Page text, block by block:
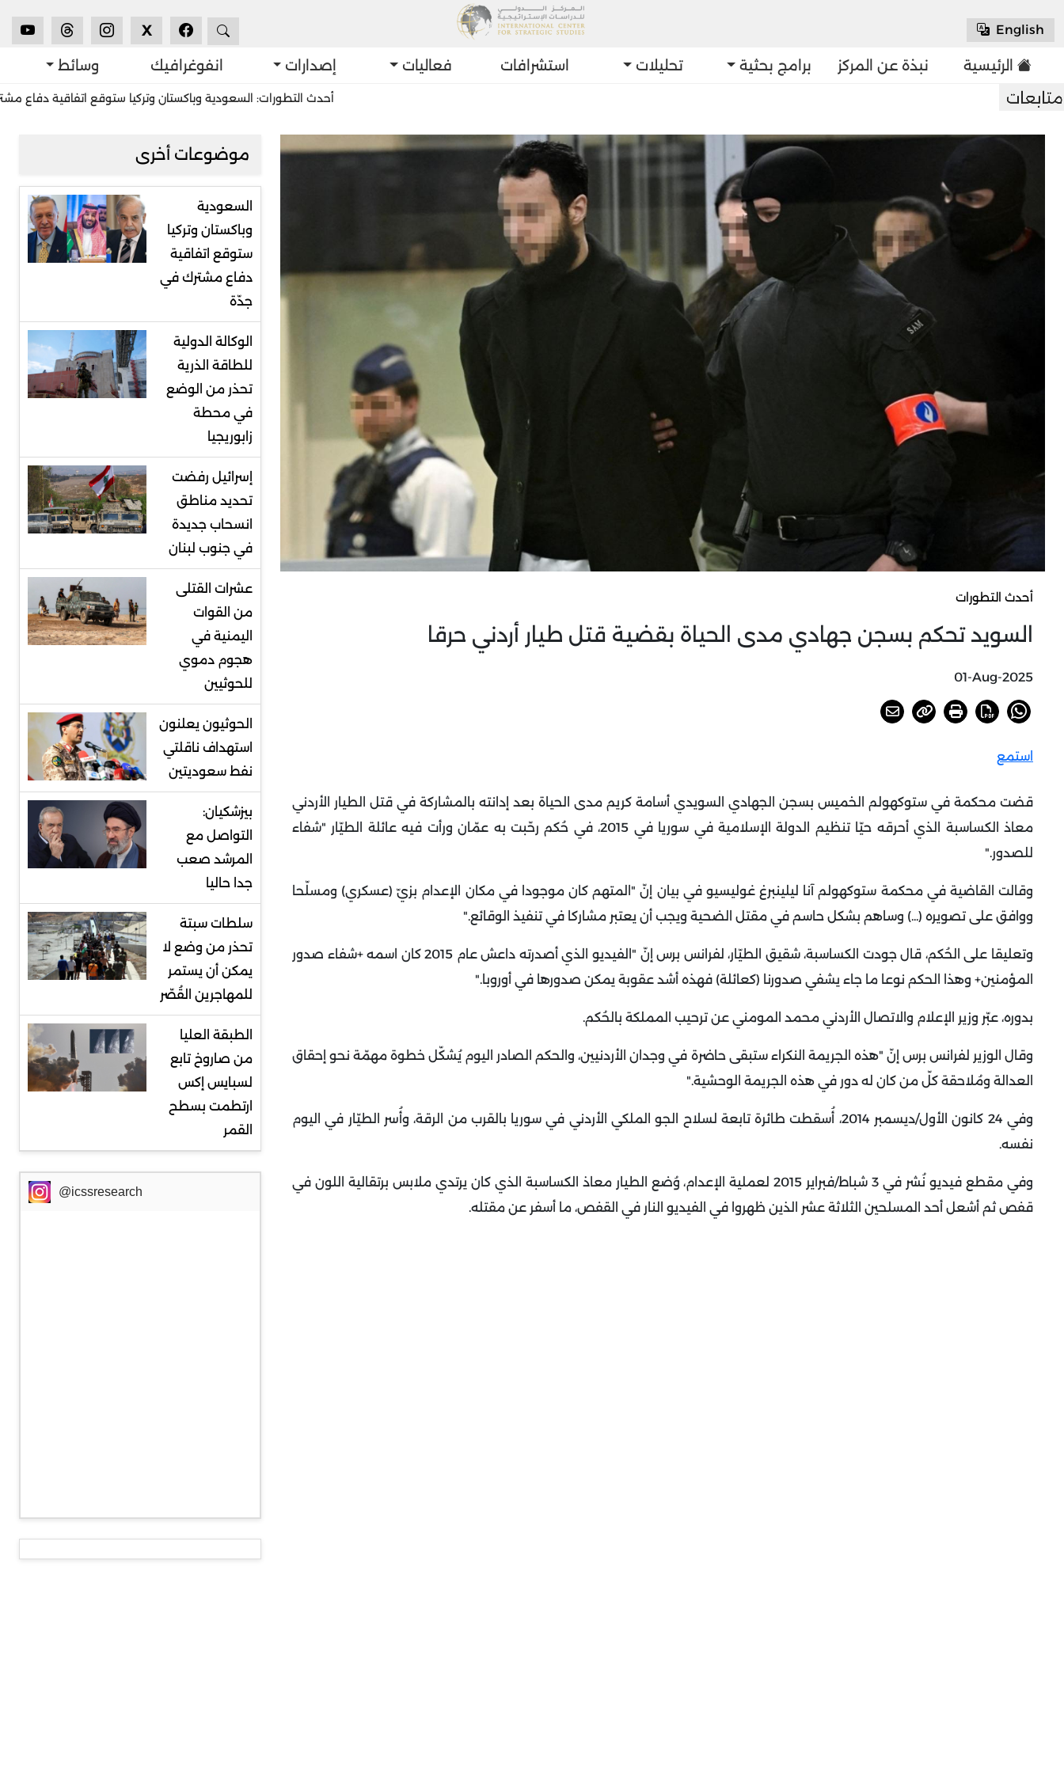
English
X
الرئيسية نبذة عن المركز برامج بحثية تحليلات استشرافات فعاليات إصدارات انفوغرافيك وسائط
أحدث التطورات: السعودية وباكستان وتركيا ستوقع اتفاقية دفاع مشترك في
أحدث التطورات
السويد تحكم بسجن جهادي مدى الحياة بقضية قتل طيار أردني حرقا
01-Aug-2025
استمع
قضت محكمة في ستوكهولم الخميس بسجن الجهادي السويدي أسامة كريم مدى الحياة بعد إدانته بالمشاركة في قتل الطيار الأردني
معاذ الكساسبة الذي أحرقه حيّا تنظيم الدولة الإسلامية في سوريا في 2015، في حُكم رحّبت به عمّان ورأت فيه عائلة الطيّار "شفاء
للصدور".
وقالت القاضية في محكمة ستوكهولم آنا ليلينبرغ غوليسيو في بيان إنّ "المتهم كان موجودا في مكان الإعدام بزيّ (عسكري) ومسلّحا
ووافق على تصويره (...) وساهم بشكل حاسم في مقتل الضحية ويجب أن يعتبر مشاركا في تنفيذ الوقائع".
وتعليقا على الحُكم، قال جودت الكساسبة، شقيق الطيّار، لفرانس برس إنّ "الفيديو الذي أصدرته داعش عام 2015 كان اسمه +شفاء صدور
المؤمنين+ وهذا الحكم نوعا ما جاء يشفي صدورنا (كعائلة) فهذه أشد عقوبة يمكن صدورها في أوروبا".
بدوره، عبّر وزير الإعلام والاتصال الأردني محمد المومني عن ترحيب المملكة بالحُكم.
وقال الوزير لفرانس برس إنّ "هذه الجريمة النكراء ستبقى حاضرة في وجدان الأردنيين، والحكم الصادر اليوم يُشكّل خطوة مهمّة نحو إحقاق
العدالة ومُلاحقة كلّ من كان له دور في هذه الجريمة الوحشية".
وفي 24 كانون الأول/ديسمبر 2014، أُسقطت طائرة تابعة لسلاح الجو الملكي الأردني في سوريا بالقرب من الرقة، وأُسر الطيّار في اليوم
نفسه.
وفي مقطع فيديو نُشر في 3 شباط/فبراير 2015 لعملية الإعدام، وُضع الطيار معاذ الكساسبة الذي كان يرتدي ملابس برتقالية اللون في
قفص ثم أشعل أحد المسلحين الثلاثة عشر الذين ظهروا في الفيديو النار في القفص، ما أسفر عن مقتله.
موضوعات أخرى
السعودية
وباكستان وتركيا
ستوقع اتفاقية
دفاع مشترك في
جدّة
الوكالة الدولية
للطاقة الذرية
تحذر من الوضع
في محطة
زابوريجيا
إسرائيل رفضت
تحديد مناطق
انسحاب جديدة
في جنوب لبنان
عشرات القتلى
من القوات
اليمنية في
هجوم دموي
للحوثيين
الحوثيون يعلنون
استهداف ناقلتي
نفط سعوديتين
بيزشكيان:
التواصل مع
المرشد صعب
جدا حاليا
سلطات سبتة
تحذر من وضع لا
يمكن أن يستمر
للمهاجرين القُصّر
الطبقة العليا
من صاروخ تابع
لسبايس إكس
ارتطمت بسطح
القمر
@icssresearch